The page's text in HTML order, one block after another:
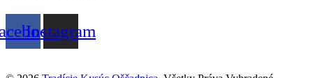
Instagram